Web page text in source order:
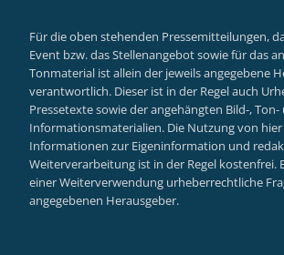
Für die oben stehenden Pressemitteilungen,
Event bzw. das Stellenangebot sowie für das
Tonmaterial ist allein der jeweils angegebene
verantwortlich. Dieser ist in der Regel auch
Pressetexte sowie der angehängten Bild-, Ton-
Informationsmaterialien. Die Nutzung von
Informationen zur Eigeninformation und
Weiterverarbeitung ist in der Regel kostenfrei.
einer Weiterverwendung urheberrechtliche
angegebenen Herausgeber.